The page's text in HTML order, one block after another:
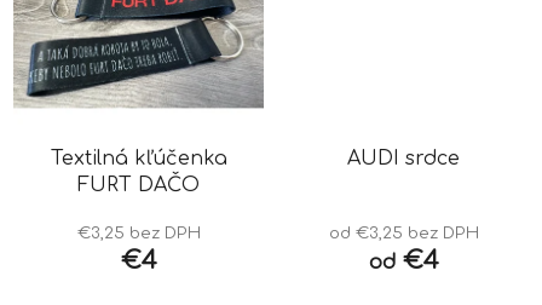
Textilná kľúčenka
FURT DAČO
€3,25 bez DPH
€4
AUDI srdce
od €3,25 bez DPH
od€4